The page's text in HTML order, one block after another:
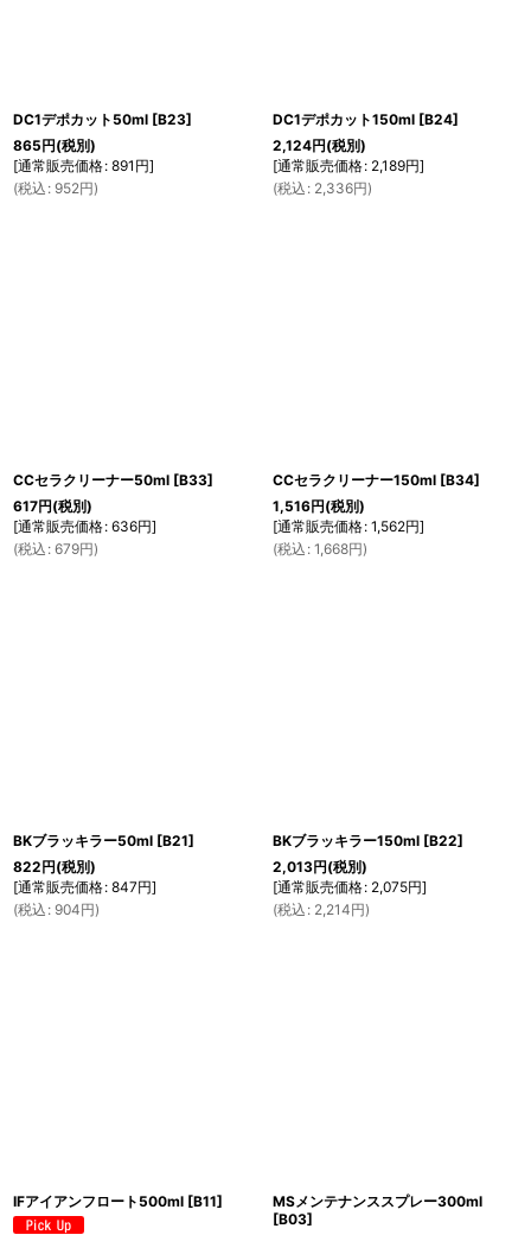
DC1デポカット50ml [B23]
865円(税別)
[通常販売価格: 891 円]
(税込 : 952円)
DC1デポカット150ml [B24]
2,124円(税別)
[通常販売価格: 2,189円]
(税込 : 2,336円)
CCセラクリーナー50ml [B33]
617円(税別)
[通常販売価格: 636円]
(税込 : 679円)
CCセラクリーナー150ml [B34]
1,516円(税別)
[通常販売価格: 1,562円]
(税込 : 1,668円)
BKブラッキラー50ml [B21]
822円(税別)
[通常販売価格: 847円]
(税込 : 904円)
BKブラッキラー150ml [B22]
2,013円(税別)
[通常販売価格: 2,075円]
(税込 : 2,214円)
IFアイアンフロート500ml [B11]
MSメンテナンススプレー300ml
[B03]